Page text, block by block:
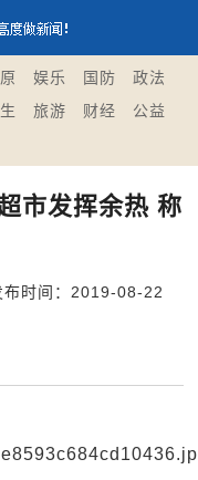
娱乐 国防
政法
旅游 财经
公益
市发挥余热 称
布时间：2019-08-22